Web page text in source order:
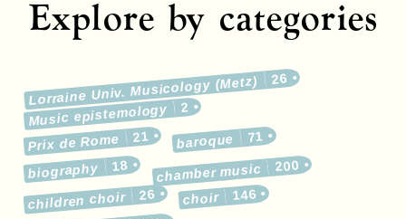
Explore by categories
Lorraine Univ. Musicology (Metz) 26
Music epistemology 2
Prix de Rome 21 baroque 71
biography 18 chamber music 200
children choir 26 choir 146